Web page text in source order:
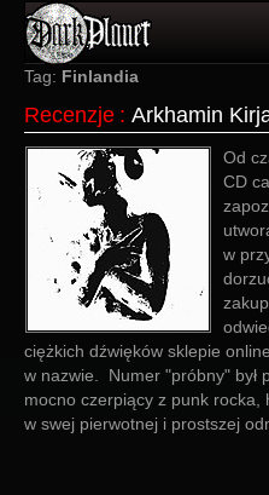
Artykuły
Użytkownicy
Wydarzenia
Galeria
Forum
Więcej
Login
Tag: Finlandia
Recenzje : Arkhamin
Od
CD
w
ciężkich dźwięków sklepie
w nazwie. Numer "próbny" był
mocno czerpiący z punk
w swej pierwotnej i prostszej